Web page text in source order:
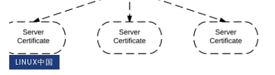
LINUX中国